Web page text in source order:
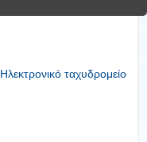
Ηλεκτρονικό ταχυδρομείο